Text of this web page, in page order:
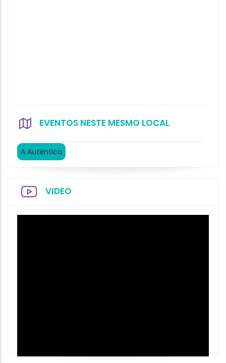
EVENTOS NESTE MESMO LOCAL
A Autêntica
VIDEO